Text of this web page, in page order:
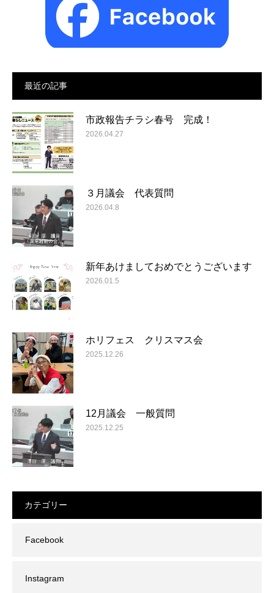
最近の記事
市政報告チラシ春号 完成！
2026.04.27
３月議会 代表質問
2026.04.8
新年あけましておめでとうございます
2026.01.5
ホリフェス クリスマス会
2025.12.26
12月議会 一般質問
2025.12.25
カテゴリー
Facebook
Instagram